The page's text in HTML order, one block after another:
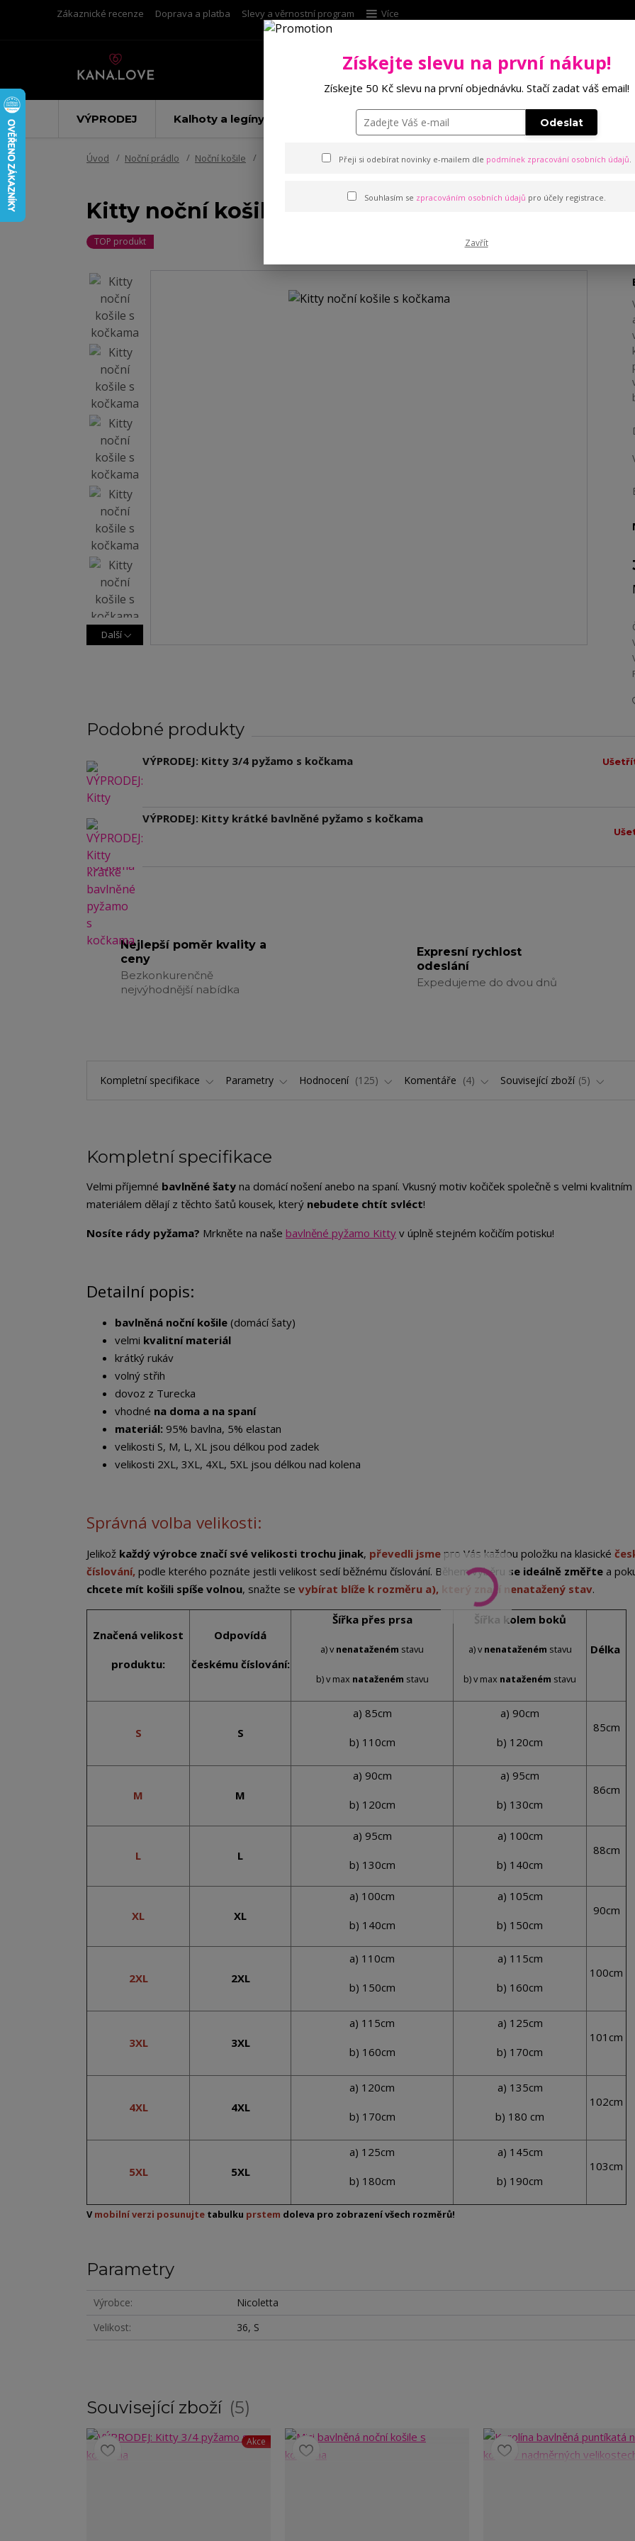
Zákaznické recenze Doprava a platba Slevy a věrnostní program Více
VÝPRODEJ Kalhoty a legíny Punčochové zboží
Úvod Noční prádlo Noční košile Kitty noční košile s kočkama
Kitty noční košile s kočkama
TOP produkt
Další
Podobné produkty
VÝPRODEJ: Kitty 3/4 pyžamo s kočkama
VÝPRODEJ: Kitty krátké bavlněné pyžamo s kočkama
Nejlepší poměr kvality a
ceny
Bezkonkurenčně
nejvýhodnější nabídka
Expresní rychlost
odeslání
Expedujeme do dvou dnů
Kompletní specifikace Parametry Hodnocení 125 Komentáře 4 Související zboží 5
Kompletní specifikace
Velmi příjemné bavlněné šaty na domácí nošení anebo na spaní. Vkusný motiv kočiček společně s velmi kvalitním
materiálem dělají z těchto šatů kousek, který nebudete chtít svléct!
Nosíte rády pyžama? Mrkněte na naše bavlněné pyžamo Kitty v úplně stejném kočičím potisku!
Detailní popis:
bavlněná noční košile (domácí šaty)
velmi kvalitní materiál
krátký rukáv
volný střih
dovoz z Turecka
vhodné na doma a na spaní
materiál: 95% bavlna, 5% elastan
velikosti S, M, L, XL jsou délkou pod zadek
velikosti 2XL, 3XL, 4XL, 5XL jsou délkou nad kolena
Správná volba velikosti:
Jelikož každý výrobce značí své velikosti trochu jinak, převedli jsme pro Vás každou položku na klasické
číslování, podle kterého poznáte jestli velikost sedí běžnému číslování. Během výběru se ideálně změřte a
chcete mít košili spíše volnou, snažte se vybírat blíže k rozměru a), který značí nenatažený stav.
Značená velikost
produktu:
Odpovídá
českému číslování:
Šířka přes prsa
a) vnenataženém stavu
b) v max nataženém stavu
Šířka kolem boků
a) vnenataženém stavu
b) v max nataženém stavu
Délka
S S
a) 85cm
b) 110cm
a) 90cm
b) 120cm
85cm
M M
a) 90cm
b) 120cm
a) 95cm
b) 130cm
86cm
L L
a) 95cm
b) 130cm
a) 100cm
b) 140cm
88cm
XL XL
a) 100cm
b) 140cm
a) 105cm
b) 150cm
90cm
2XL 2XL
a) 110cm
b) 150cm
a) 115cm
b) 160cm
100cm
3XL 3XL
a) 115cm
b) 160cm
a) 125cm
b) 170cm
101cm
4XL 4XL
a) 120cm
b) 170cm
a) 135cm
b) 180 cm
102cm
5XL 5XL
a) 125cm
b) 180cm
a) 145cm
b) 190cm
103cm
V mobilní verzi posunujte tabulku prstem doleva pro zobrazení všech rozměrů!
Parametry
Výrobce
Nicoletta
Velikost
36, S
Související zboží 5
Akce
Získejte slevu na první nákup!
Získejte 50 Kč slevu na první objednávku. Stačí zadat váš email!
Odeslat
Přeji si odebírat novinky e-mailem dle podmínek zpracování osobních údajů.
Souhlasím se zpracováním osobních údajů pro účely registrace.
Zavřít